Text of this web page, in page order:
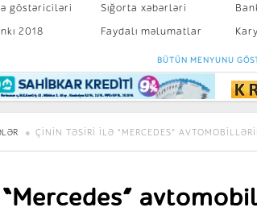
göstəriciləri
2018
Sığorta xəbərləri
Faydalı məlumatlar
Sığorta kalkulyatoru
BÜTÜN MENYUNU
ÇININ TƏSIRI ILƏ “MERCEDES”